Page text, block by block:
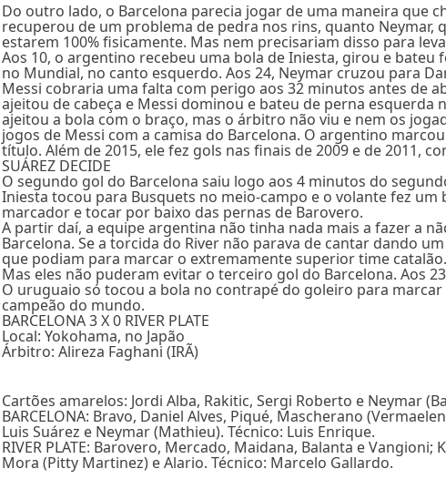
Do outro lado, o Barcelona parecia jogar de uma maneira que
recuperou de um problema de pedra nos rins, quanto Neymar,
estarem 100% fisicamente. Mas nem precisariam disso para
Aos 10, o argentino recebeu uma bola de Iniesta, girou e
no Mundial, no canto esquerdo. Aos 24, Neymar cruzou para
Messi cobraria uma falta com perigo aos 32 minutos antes de
ajeitou de cabeça e Messi dominou e bateu de perna
ajeitou a bola com o braço, mas o árbitro não viu e nem os
jogos de Messi com a camisa do Barcelona. O argentino
título. Além de 2015, ele fez gols nas finais de 2009 e de 2011,
SUÁREZ DECIDE
O segundo gol do Barcelona saiu logo aos 4 minutos do
Iniesta tocou para Busquets no meio-campo e o volante fez
marcador e tocar por baixo das pernas de Barovero.
A partir daí, a equipe argentina não tinha nada mais a fazer a
Barcelona. Se a torcida do River não parava de cantar dando
que podiam para marcar o extremamente superior time catalão.
Mas eles não puderam evitar o terceiro gol do Barcelona. Aos
O uruguaio só tocou a bola no contrapé do goleiro para
campeão do mundo.
BARCELONA 3 X 0 RIVER PLATE
Local: Yokohama, no Japão
Árbitro: Alireza Faghani (IRÃ)
Cartões amarelos: Jordi Alba, Rakitic, Sergi Roberto e Neymar
BARCELONA: Bravo, Daniel Alves, Piqué, Mascherano
Luis Suárez e Neymar (Mathieu). Técnico: Luis Enrique.
RIVER PLATE: Barovero, Mercado, Maidana, Balanta e
Mora (Pitty Martinez) e Alario. Técnico: Marcelo Gallardo.